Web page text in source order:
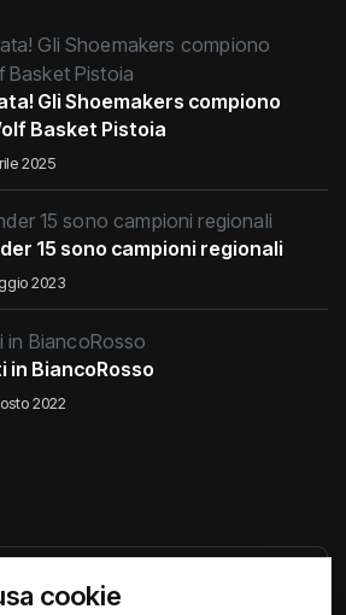
Gli Shoemakers compiono
Basket Pistoia
2025
15 sono campioni regionali
2023
BiancoRosso
2022
Comunicati
cookie